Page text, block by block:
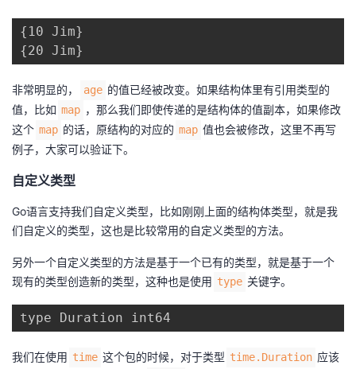
{10 Jim}
{20 Jim}
非常明显的， age 的值已经被改变。如果结构体里有引用类型的
值，比如 map ，那么我们即使传递的是结构体的值副本，如果修改
这个 map 的话，原结构的对应的 map 值也会被修改，这里不再写
例子，大家可以验证下。
自定义类型
Go语言支持我们自定义类型，比如刚刚上面的结构体类型，就是我
们自定义的类型，这也是比较常用的自定义类型的方法。
另外一个自定义类型的方法是基于一个已有的类型，就是基于一个
现有的类型创造新的类型，这种也是使用 type 关键字。
type Duration int64
我们在使用 time 这个包的时候，对于类型 time.Duration 应该